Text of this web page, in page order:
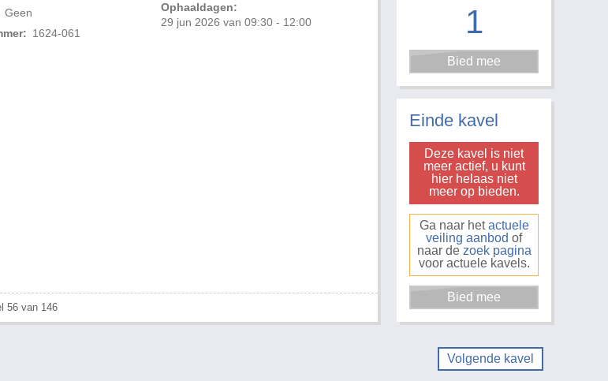
Geen
1624-061
Ophaaldagen:
29 jun 2026 van 09:30 - 12:00
56 van 146
1
Einde kavel
Deze kavel is niet
meer actief, u kunt
hier helaas niet
meer op bieden.
Ga naar hetactuele
veiling aanbod of
naar de zoek pagina
voor actuele kavels.
Volgende kavel